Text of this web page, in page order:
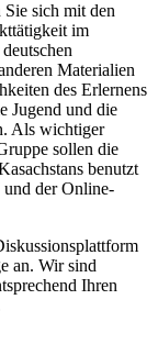
sich mit den
im
Materialien
des Erlernens
Jugend und die
Als wichtiger
sollen die
benutzt
der Online-
an. Wir sind
Ihren